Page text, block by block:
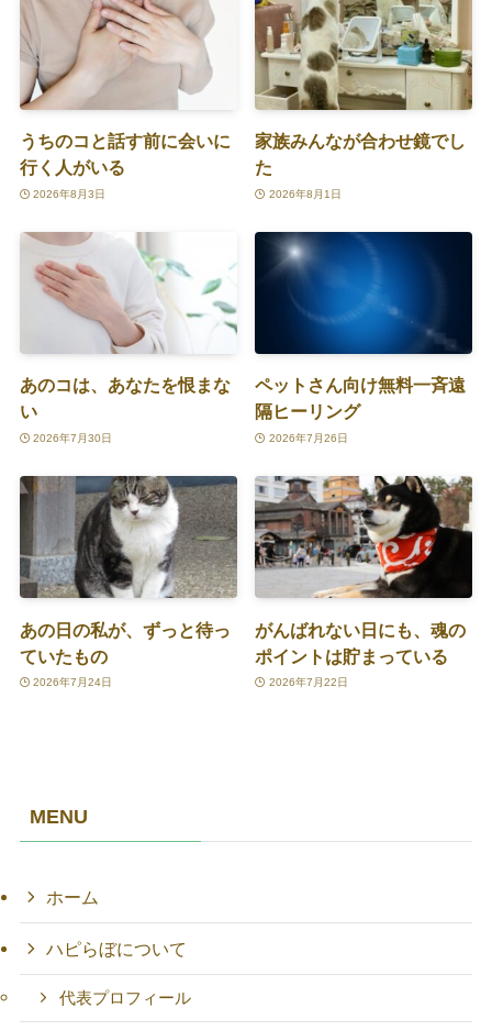
うちのコと話す前に会いに
行く人がいる
2026年8月3日
家族みんなが合わせ鏡でし
た
2026年8月1日
あのコは、あなたを恨まな
い
2026年7月30日
ペットさん向け無料一斉遠
隔ヒーリング
2026年7月26日
あの日の私が、ずっと待っ
ていたもの
2026年7月24日
がんばれない日にも、魂の
ポイントは貯まっている
2026年7月22日
MENU
ホーム
ハピらぼについて
代表プロフィール